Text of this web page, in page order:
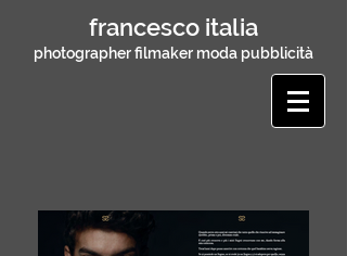
francesco italia
photographer filmaker moda pubblicità